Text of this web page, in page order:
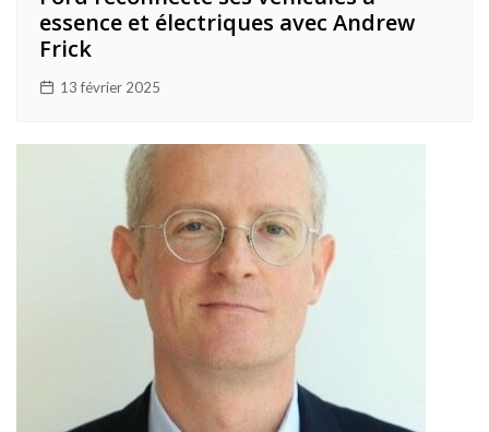
essence et électriques avec Andrew
Frick
13 février 2025